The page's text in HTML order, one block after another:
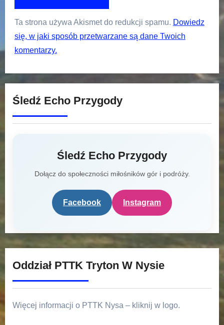
Ta strona używa Akismet do redukcji spamu. Dowiedz
się, w jaki sposób przetwarzane są dane Twoich
komentarzy.
Śledź Echo Przygody
Śledź Echo Przygody
Dołącz do społeczności miłośników gór i podróży.
Facebook Instagram
Oddział PTTK Tryton W Nysie
Więcej informacji o PTTK Nysa – kliknij w logo.